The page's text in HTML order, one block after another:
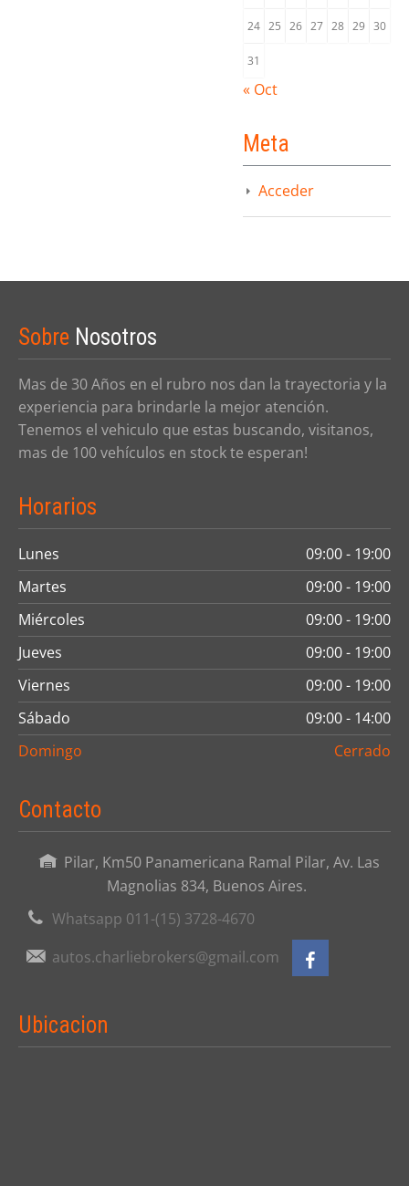
24 25 26 27 28 29 30
31
« Oct
Meta
Acceder
Sobre Nosotros
Mas de 30 Años en el rubro nos dan la trayectoria y la
experiencia para brindarle la mejor atención.
Tenemos el vehiculo que estas buscando, visitanos,
mas de 100 vehículos en stock te esperan!
Horarios
Lunes
09:00 - 19:00
Martes
09:00 - 19:00
Miércoles
09:00 - 19:00
Jueves
09:00 - 19:00
Viernes
09:00 - 19:00
Sábado
09:00 - 14:00
Domingo
Cerrado
Contacto
Pilar, Km50 Panamericana Ramal Pilar, Av. Las
Magnolias 834, Buenos Aires.
Whatsapp 011-(15) 3728-4670
autos.charliebrokers@gmail.com
Ubicacion